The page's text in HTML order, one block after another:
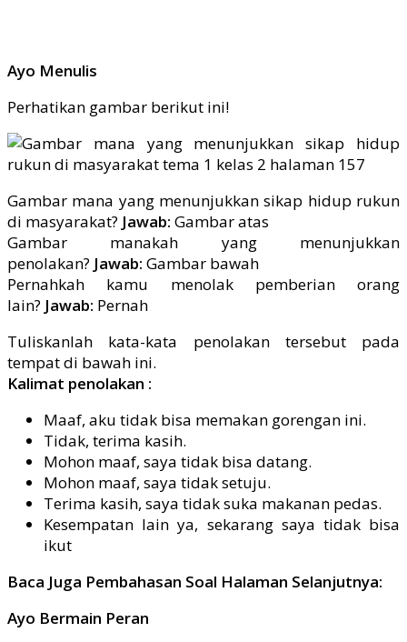
Ayo Menulis
Perhatikan gambar berikut ini!
Gambar mana yang menunjukkan sikap hidup rukun
di masyarakat? Jawab: Gambar atas
Gambar manakah yang menunjukkan
penolakan? Jawab: Gambar bawah
Pernahkah kamu menolak pemberian orang
lain? Jawab: Pernah
Tuliskanlah kata-kata penolakan tersebut pada
tempat di bawah ini.
Kalimat penolakan :
Maaf, aku tidak bisa memakan gorengan ini.
Tidak, terima kasih.
Mohon maaf, saya tidak bisa datang.
Mohon maaf, saya tidak setuju.
Terima kasih, saya tidak suka makanan pedas.
Kesempatan lain ya, sekarang saya tidak bisa
ikut
Baca Juga Pembahasan Soal Halaman Selanjutnya:
Ayo Bermain Peran